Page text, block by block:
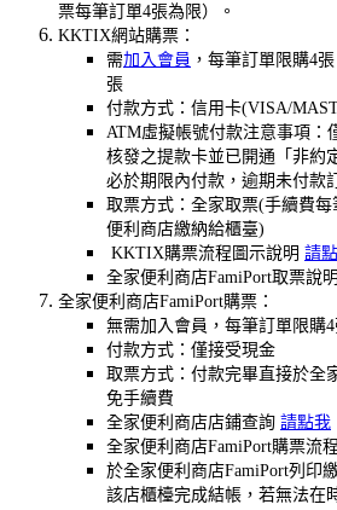
票每筆訂單4張為限）。
KKTIX網站購票：
需加入會員 ，每筆訂單限購4張
張
付款方式：信用卡(VISA/
ATM虛擬帳號付款注意事項：
核發之提款卡並已開通「非約
必於期限內付款，逾期未付款
取票方式：全家取票(手續費每
便利商店繳納給櫃臺)
KKTIX購票流程圖示說明 請
全家便利商店FamiPort取票說明
全家便利商店FamiPort購票：
無需加入會員，每筆訂單限購
付款方式：僅接受現金
取票方式：付款完畢直接於全
免手續費
全家便利商店店鋪查詢 請點我
全家便利商店FamiPort購票流
於全家便利商店FamiPort列印
該店櫃檯完成結帳，若無法在